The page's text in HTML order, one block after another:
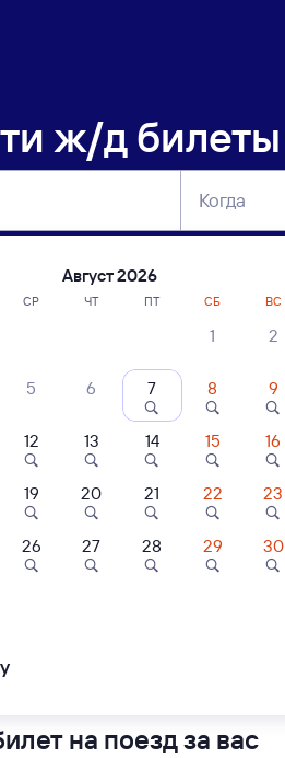
ж/д
Когда
поездов Мурманск —
Вожега — Мурманск
на 4 ноября. Отправление и
13:42
на поезд за вас
Август 2026
СР ЧТ ПТ СБ ВС
1 2
5 6 7 8 9
12 13 14 15 16
19 20 21 22 23
26 27 28 29 30